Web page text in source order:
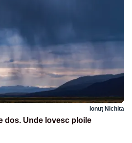
Ionuț Nichita
dos. Unde lovesc ploile